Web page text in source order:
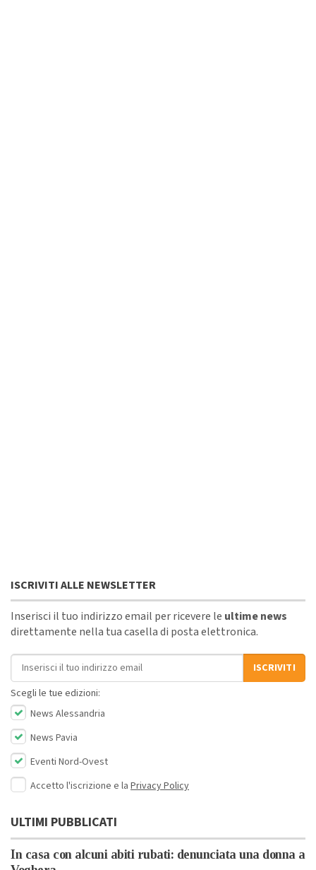
ISCRIVITI ALLE NEWSLETTER
Inserisci il tuo indirizzo email per ricevere le ultime news
direttamente nella tua casella di posta elettronica.
Indirizzo email
ISCRIVITI
Scegli le tue edizioni:
News Alessandria
News Pavia
Eventi Nord-Ovest
Accetto l'iscrizione e la Privacy Policy
ULTIMI PUBBLICATI
In casa con alcuni abiti rubati: denunciata una donna a